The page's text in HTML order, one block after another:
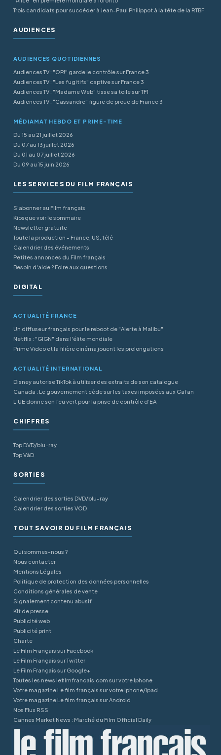
Trois candidats pour succéder à Jean-Paul Philippot à la tête de la RTBF
AUDIENCES
AUDIENCES QUOTIDIENNES
Audiences TV : "OPJ" garde le contrôle sur France 3
Audiences TV : "Les fugitifs" captive sur France 3
Audiences TV : "Madame Web" tisse sa toile sur TF1
Audiences TV : “Cassandre” figure de proue de France 3
MÉDIAMAT HEBDO ET PRIME-TIME
Du 15 au 21 juillet 2026
Du 07 au 13 juillet 2026
Du 01 au 07 juillet 2026
Du 09 au 15 juin 2026
LES SERVICES DU FILM FRANÇAIS
S'abonner au Film français
Kiosque voir le sommaire
Newsletter gratuite
Toute la production - France, US, télé
Calendrier des événements
Petites annonces du Film français
Besoin d'aide ? Foire aux questions
DIGITAL
ACTUALITÉ FRANCE
Un diffuseur français pour le reboot de "Alerte à Malibu"
Netflix : "GIGN" dans l'élite mondiale
Prime Video et la filière cinéma jouent les prolongations
ACTUALITÉ INTERNATIONAL
Disney autorise TikTok à utiliser des extraits de son catalogue
Canada : Le gouvernement cède sur les taxes imposées aux Gafan
L’UE donne son feu vert pour la prise de contrôle d’EA
CHIFFRES
Top DVD/blu-ray
Top VàD
SORTIES
Calendrier des sorties DVD/blu-ray
Calendrier des sorties VOD
TOUT SAVOIR DU FILM FRANÇAIS
Qui sommes-nous ?
Nous contacter
Mentions Légales
Politique de protection des données personnelles
Conditions générales de vente
Signalement contenu abusif
Kit de presse
Publicité web
Publicité print
Charte
Le Film Français sur Facebook
Le Film Français sur Twitter
Le Film Français sur Google+
Toutes les news lefilmfrancais.com sur votre Iphone
Votre magazine Le film français sur votre Iphone/Ipad
Votre magazine Le film français sur Android
Nos Flux RSS
Cannes Market News : Marché du Film Official Daily